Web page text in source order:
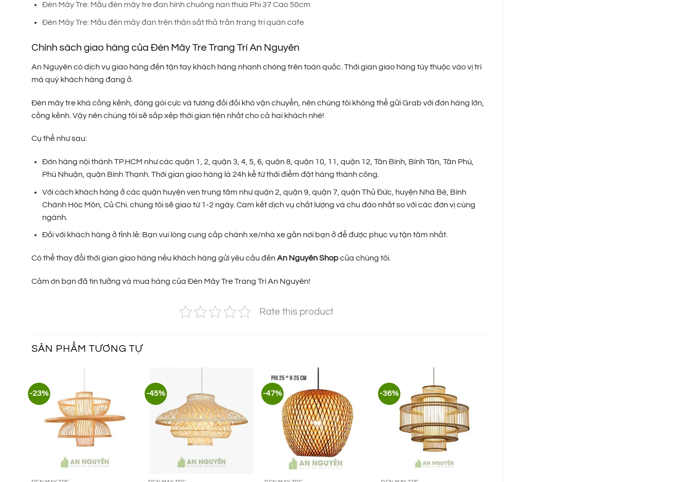
Đèn Mây Tre: Mẫu đèn mây tre đan hình chuông nan thưa Phi 37 Cao 50cm
Đèn Mây Tre: Mẫu đèn mây đan trên thân sắt thả trần trang trí quán cafe
Chính sách giao hàng của Đèn Mây Tre Trang Trí An Nguyên
An Nguyên có dịch vụ giao hàng đến tận tay khách hàng nhanh chóng trên toàn quốc. Thời gian giao hàng tùy thuộc vào vị trí
mà quý khách hàng đang ở.
Đèn mây tre khá cồng kềnh, đóng gói cực và tương đối đối khó vận chuyển, nên chúng tôi không thể gửi Grab với đơn hàng lớn,
cồng kềnh. Vậy nên chúng tôi sẽ sắp xếp thời gian tiện nhất cho cả hai khách nhé!
Cụ thể như sau:
Đơn hàng nội thành TP.HCM như các quận 1, 2, quận 3, 4, 5, 6, quận 8, quận 10, 11, quận 12, Tân Bình, Bình Tân, Tân Phú,
Phú Nhuận, quận Bình Thạnh. Thời gian giao hàng là 24h kể từ thời điểm đặt hàng thành công.
Với cách khách hàng ở các quận huyện ven trung tâm như quận 2, quận 9, quận 7, quận Thủ Đức, huyện Nhà Bè, Bình
Chánh Hóc Môn, Củ Chi. chúng tôi sẽ giao từ 1-2 ngày. Cam kết dịch vụ chất lượng và chu đáo nhất so với các đơn vị cùng
ngành.
Đối với khách hàng ở tỉnh lẻ: Bạn vui lòng cung cấp chành xe/nhà xe gần nơi bạn ở để được phục vụ tận tâm nhất.
Có thể thay đổi thời gian giao hàng nếu khách hàng gửi yêu cầu đến An Nguyên Shopcủa chúng tôi.
Cảm ơn bạn đã tin tưởng và mua hàng của Đèn Mây Tre Trang Trí An Nguyên!
Rate this product
SẢN PHẨM TƯƠNG TỰ
-23% -45% -47% -36%